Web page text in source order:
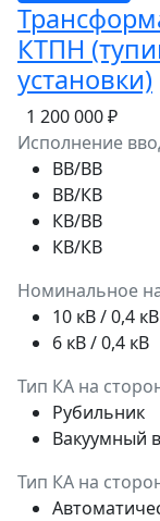
КТПН
установки)
1 200 000 ₽
Исполнение
ВВ/ВВ
ВВ/КВ
КВ/ВВ
КВ/КВ
Номинальное
10 кВ / 0,4 кВ
6 кВ / 0,4 кВ
Тип КА на
Рубильник
Вакуумный
Тип КА на